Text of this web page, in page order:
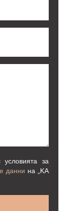
за
данни на
„KA